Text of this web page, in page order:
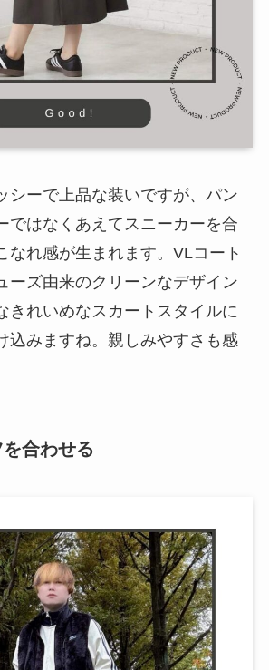
シーで上品な装いですが、パン
ではなくあえてスニーカーを合
なれ感が生まれます。VLコート
ーズ由来のクリーンなデザイン
きれいめなスカートスタイルに
込みますね。親しみやすさも感
合わせる